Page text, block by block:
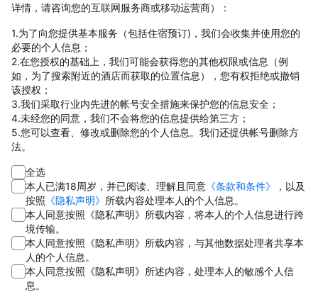
详情，请咨询您的互联网服务商或移动运营商）：
1.为了向您提供基本服务（包括住宿预订)，我们会收集并使用您的
必要的个人信息；
2.在您授权的基础上，我们可能会获得您的其他权限或信息（例
如，为了搜索附近的酒店而获取的位置信息），您有权拒绝或撤销
该授权；
3.我们采取行业内先进的帐号安全措施来保护您的信息安全；
4.未经您的同意，我们不会将您的信息提供给第三方；
5.您可以查看、修改或删除您的个人信息。我们还提供帐号删除方
法。
全选
本人已满18周岁，并已阅读、理解且同意 《条款和条件》
，以及
按照 《隐私声明》 所载内容处理本人的个人信息。
本人同意按照《隐私声明》所载内容，将本人的个人信息进行跨
境传输。
本人同意按照《隐私声明》所载内容，与其他数据处理者共享本
人的个人信息。
本人同意按照《隐私声明》所述内容，处理本人的敏感个人信
息。